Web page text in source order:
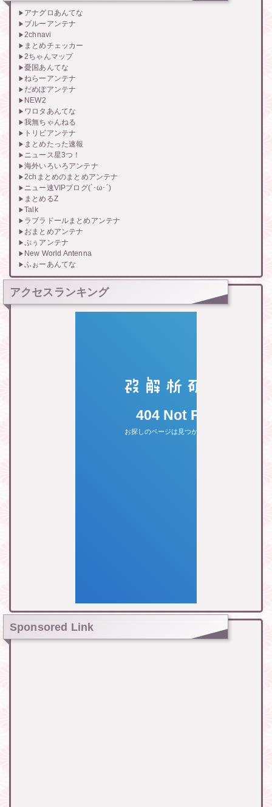
アナグロあんてな
ブルーアンテナ
2chnavi
まとめチェッカー
2ちゃんマップ
憂国あんてな
ねらーアンテナ
だめぽアンテナ
NEW2
ワロタあんてな
我無ちゃんねる
トリビアンテナ
まとめたった速報
ニュース星3つ！
海外いろいろアンテナ
2chまとめのまとめアンテナ
ニュー速VIPブログ(`･ω･´)
まとめるZ
Talk
ラブラドールまとめアンテナ
おまとめアンテナ
ぷぅアンテナ
New World Antenna
ふぉーあんてな
アクセスランキング
Sponsored Link